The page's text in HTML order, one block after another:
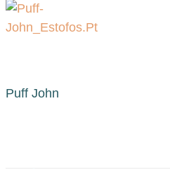
Puff John